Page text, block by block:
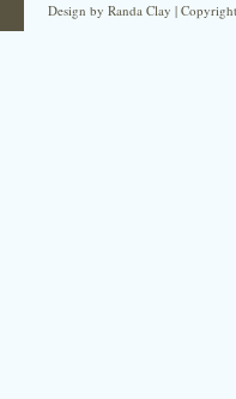
Design by Randa Clay |